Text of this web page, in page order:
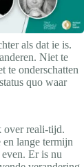
als dat ie is.
Niet te
te onderschatten
quo waar
over reali-tijd.
lange termijn
Er is nu